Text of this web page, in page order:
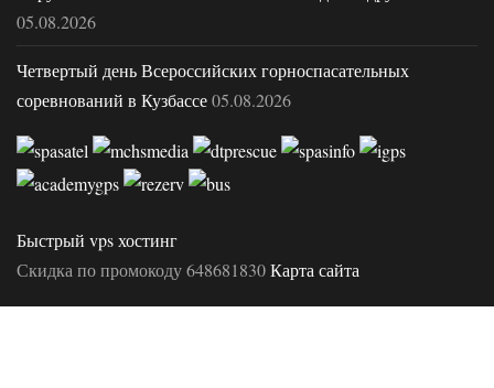
05.08.2026
Четвертый день Всероссийских горноспасательных
соревнований в Кузбассе05.08.2026
Быстрый vps хостинг
Скидка по промокоду 648681830Карта сайта